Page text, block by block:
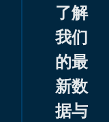
了解
我们
的最
新数
据与